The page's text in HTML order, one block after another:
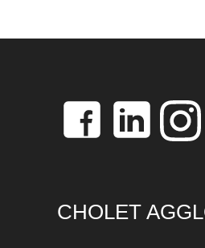
CHOLET